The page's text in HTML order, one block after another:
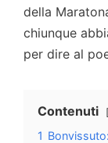
della
chiunque
per dire al
Contenuti
1